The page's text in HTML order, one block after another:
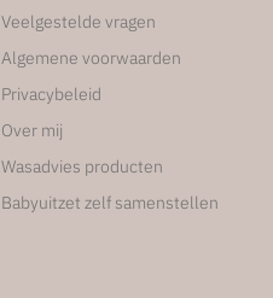
Veelgestelde vragen
Algemene voorwaarden
Privacybeleid
Over mij
Wasadvies producten
Babyuitzet zelf samenstellen